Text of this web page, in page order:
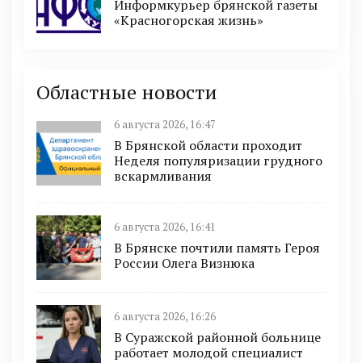
Информкурьер брянской газеты
«Красногорская жизнь»
Областные новости
6 августа 2026, 16:47
В Брянской области проходит
Неделя популяризации грудного
вскармливания
6 августа 2026, 16:41
В Брянске почтили память Героя
России Олега Визнюка
6 августа 2026, 16:26
В Суражской районной больнице
работает молодой специалист